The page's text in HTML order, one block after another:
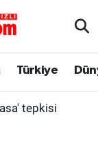
Türkiye
tepkisi